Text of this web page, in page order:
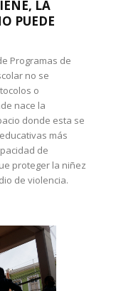
LA
PUEDE
Programas de
no se
o
nace la
donde esta se
más
de
proteger la niñez
de violencia.